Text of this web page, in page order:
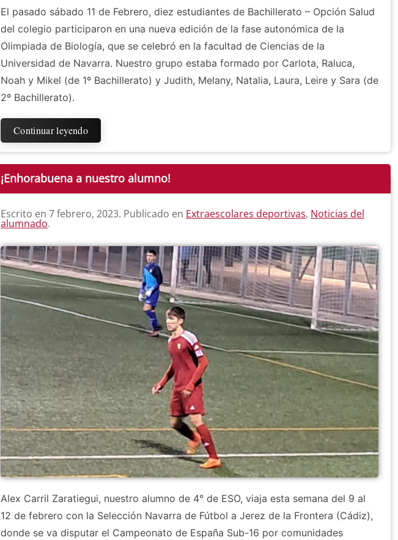
El pasado sábado 11 de Febrero, diez estudiantes de Bachillerato – Opción Salud
del colegio participaron en una nueva edición de la fase autonómica de la
Olimpiada de Biología, que se celebró en la facultad de Ciencias de la
Universidad de Navarra. Nuestro grupo estaba formado por Carlota, Raluca,
Noah y Mikel (de 1º Bachillerato) y Judith, Melany, Natalia, Laura, Leire y Sara (de
2º Bachillerato).
Continuar leyendo
¡Enhorabuena a nuestro alumno!
Escrito en 7 febrero, 2023. Publicado en Extraescolares deportivas, Noticias del
alumnado.
Alex Carril Zaratiegui, nuestro alumno de 4° de ESO, viaja esta semana del 9 al
12 de febrero con la Selección Navarra de Fútbol a Jerez de la Frontera (Cádiz),
donde se va disputar el Campeonato de España Sub-16 por comunidades